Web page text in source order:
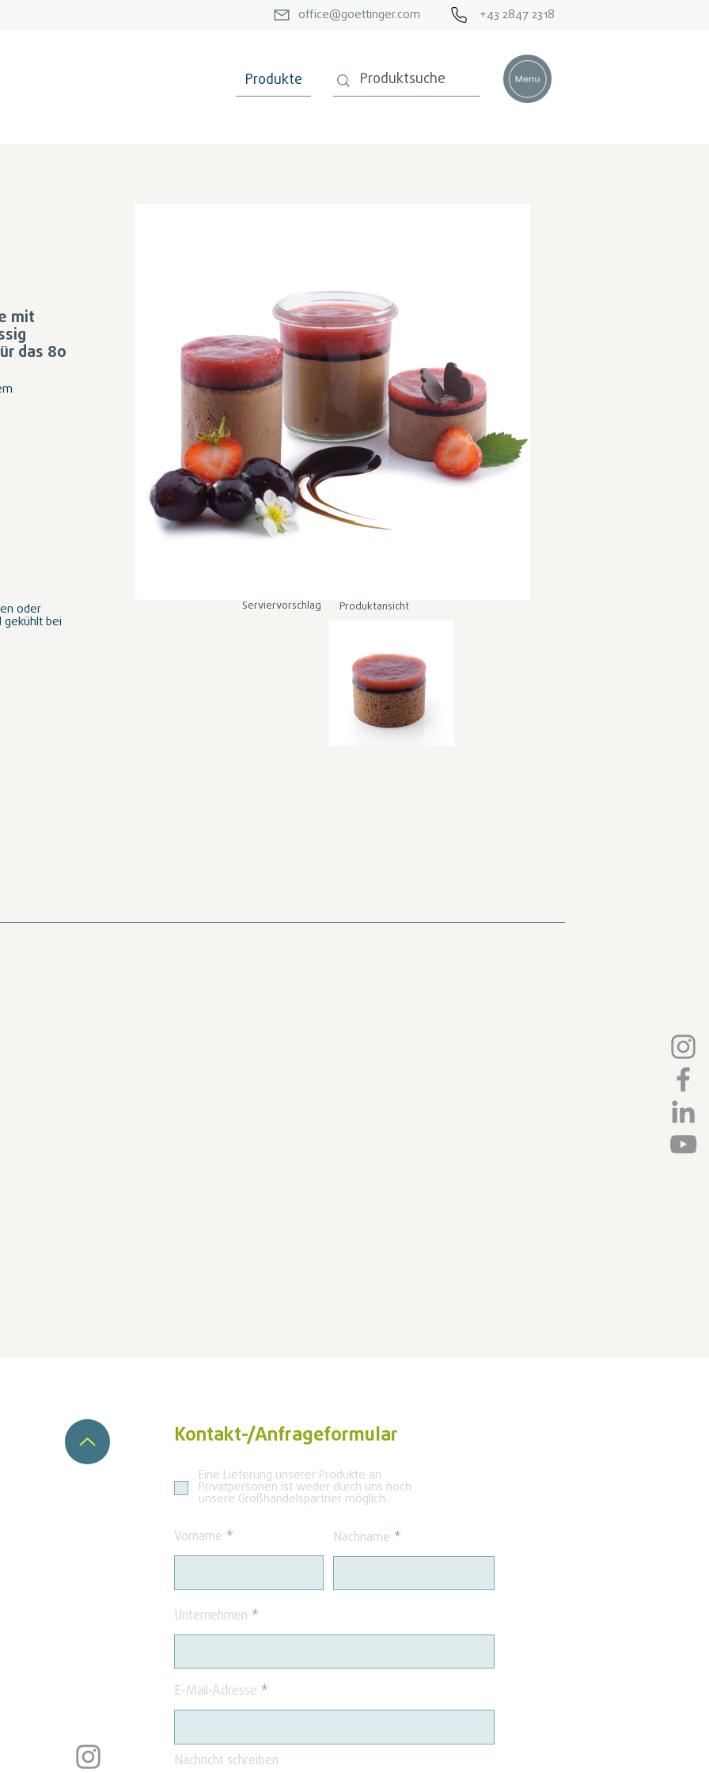
office@goettinger.com +43 2847 2318
Produkte
mit
das 80
oder
gekühlt bei
Serviervorschlag Produktansicht
Kontakt-/Anfrageformular
Eine Lieferung unserer Produkte an
Privatpersonen ist weder durch uns noch
unsere Großhandelspartner möglich.
Vorname Nachname
Unternehmen
E-Mail-Adresse
Nachricht schreiben